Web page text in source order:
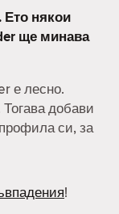
Ето някои
ще минава
е лесно.
Тогава добави
си, за
!